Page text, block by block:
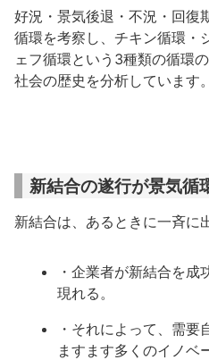
好況・景気後退・不況・回復
循環を考察し、チキン循環・
ェフ循環という3種類の循環
社会の歴史を分析しています。
新結合の遂行が景気循
新結合は、あるときに一斉に
・企業者が新結合を成
現れる。
・それによって、需要
ますます多くのイノベ